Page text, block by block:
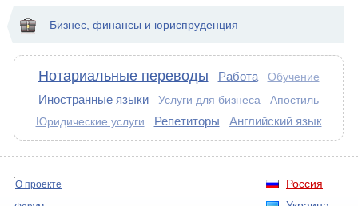
Бизнес, финансы и юриспруденция
Нотариальные переводы Работа Обучение
Иностранные языки Услуги для бизнеса
Апостиль
Юридические услуги
Репетиторы Английский язык
Россия
О проекте